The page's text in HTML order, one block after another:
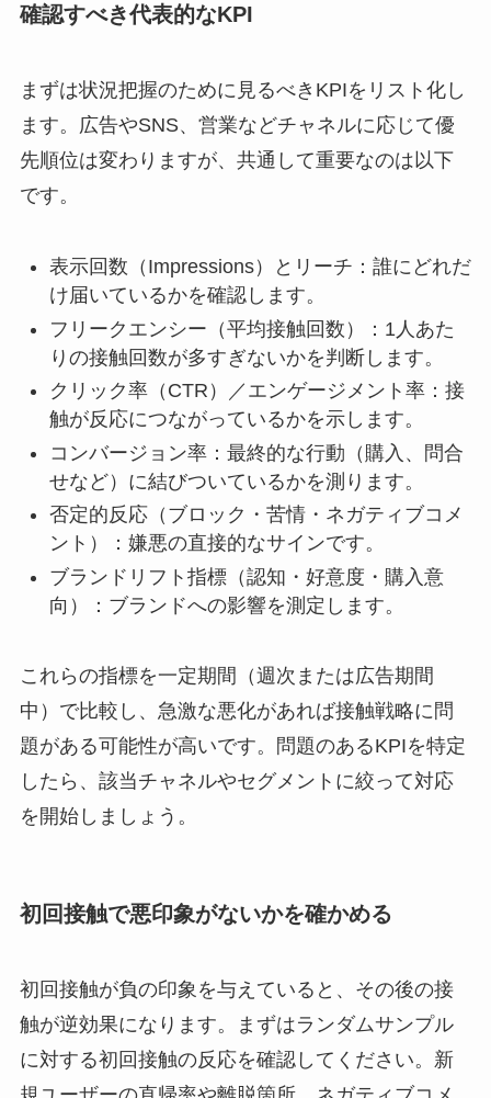
確認すべき代表的なKPI
まずは状況把握のために見るべきKPIをリスト化し
ます。広告やSNS、営業などチャネルに応じて優
先順位は変わりますが、共通して重要なのは以下
です。
表示回数（Impressions）とリーチ：誰にどれだ
け届いているかを確認します。
フリークエンシー（平均接触回数）：1人あた
りの接触回数が多すぎないかを判断します。
クリック率（CTR）／エンゲージメント率：接
触が反応につながっているかを示します。
コンバージョン率：最終的な行動（購入、問合
せなど）に結びついているかを測ります。
否定的反応（ブロック・苦情・ネガティブコメ
ント）：嫌悪の直接的なサインです。
ブランドリフト指標（認知・好意度・購入意
向）：ブランドへの影響を測定します。
これらの指標を一定期間（週次または広告期間
中）で比較し、急激な悪化があれば接触戦略に問
題がある可能性が高いです。問題のあるKPIを特定
したら、該当チャネルやセグメントに絞って対応
を開始しましょう。
初回接触で悪印象がないかを確かめる
初回接触が負の印象を与えていると、その後の接
触が逆効果になります。まずはランダムサンプル
に対する初回接触の反応を確認してください。新